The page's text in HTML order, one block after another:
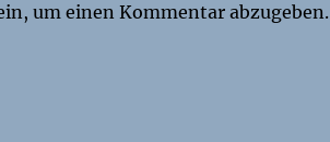
um einen Kommentar abzugeben.